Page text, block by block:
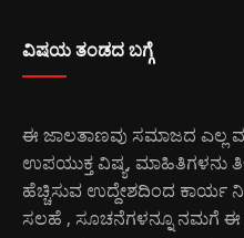
ವಿಷಯ ತಂಡದ ಬಗ್ಗೆ
ಈ ಜಾಲತಾಣವು ಸಮಾಜದ ಎಲ್ಲ
ಉಪಯುಕ್ತ ವಿಷ್ಯ, ಮಾಹಿತಿಗಳನು
ಹೆಚ್ಚಿಸುವ ಉದ್ದೇಶದಿಂದ ಕಾರ್ಯ
ಸಲಹೆ , ಸೂಚನೆಗಳನ್ನೂ ನಮಗೆ